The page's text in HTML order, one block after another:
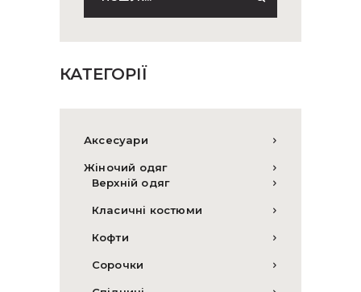
КАТЕГОРІЇ
Аксесуари
Жіночий одяг
Верхній одяг
Класичні костюми
Кофти
Сорочки